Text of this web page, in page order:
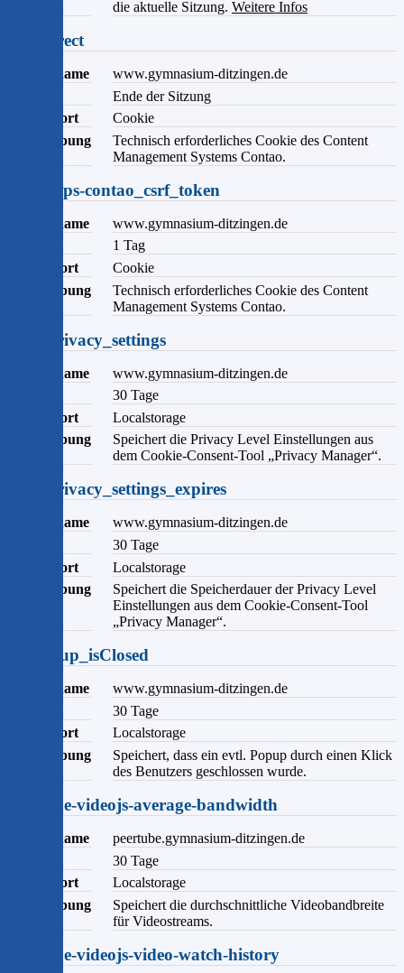
die aktuelle Sitzung. Weitere Infos
sf_redirect
Domainname
www.gymnasium-ditzingen.de
Ende der Sitzung
Speicherort
Cookie
Beschreibung
Technisch erforderliches Cookie des Content
Management Systems Contao.
csrf_https-contao_csrf_token
Domainname
www.gymnasium-ditzingen.de
1 Tag
Speicherort
Cookie
Beschreibung
Technisch erforderliches Cookie des Content
Management Systems Contao.
user_privacy_settings
Domainname
www.gymnasium-ditzingen.de
30 Tage
Speicherort
Localstorage
Beschreibung
Speichert die Privacy Level Einstellungen aus
dem Cookie-Consent-Tool „Privacy Manager“.
user_privacy_settings_expires
Domainname
www.gymnasium-ditzingen.de
30 Tage
Speicherort
Localstorage
Beschreibung
Speichert die Speicherdauer der Privacy Level
Einstellungen aus dem Cookie-Consent-Tool
„Privacy Manager“.
ce_popup_isClosed
Domainname
www.gymnasium-ditzingen.de
30 Tage
Speicherort
Localstorage
Beschreibung
Speichert, dass ein evtl. Popup durch einen Klick
des Benutzers geschlossen wurde.
peertube-videojs-average-bandwidth
Domainname
peertube.gymnasium-ditzingen.de
30 Tage
Speicherort
Localstorage
Beschreibung
Speichert die durchschnittliche Videobandbreite
für Videostreams.
peertube-videojs-video-watch-history